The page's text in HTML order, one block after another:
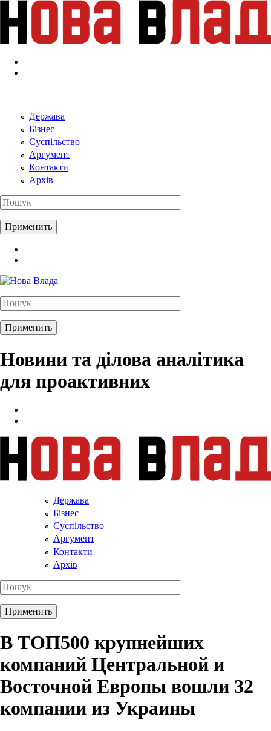
Перейти к основному содержанию
Держава
Бізнес
Суспільство
Аргумент
Контакти
Архів
Новини та ділова аналітика
для проактивних
Держава
Бізнес
Суспільство
Аргумент
Контакти
Архів
В ТОП500 крупнейших
компаний Центральной и
Восточной Европы вошли 32
компании из Украины